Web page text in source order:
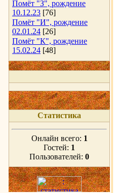
Помёт "З", рождение
10.12.23 [76]
Помёт "И", рождение
02.01.24 [26]
Помёт "К", рождение
15.02.24 [48]
Статистика
Онлайн всего: 1
Гостей: 1
Пользователей: 0